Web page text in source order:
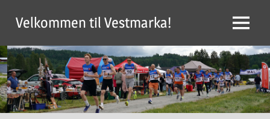
content
Velkommen til Vestmarka! Menu